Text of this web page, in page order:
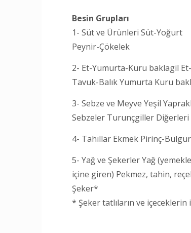
Besin Grupları
1- Süt ve Ürünleri Süt-Yoğurt
Peynir-Çökelek
2- Et-Yumurta-Kuru baklagil Et-
Tavuk-Balık Yumurta Kuru
3- Sebze ve Meyve Yeşil
Sebzeler Turunçgiller Diğerleri
4- Tahıllar Ekmek Pirinç-Bulgur
5- Yağ ve Şekerler Yağ
içine giren) Pekmez, tahin,
Şeker*
* Şeker tatlıların ve